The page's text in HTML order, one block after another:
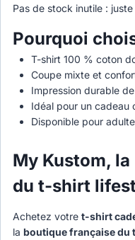
Pas de stock inutile :
Pourquoi
T-shirt 100 % coton
Coupe mixte et
Impression durable
Idéal pour un cadeau
Disponible pour
My Kustom,
du t-shirt
Achetez votre t-shirt
la boutique française du